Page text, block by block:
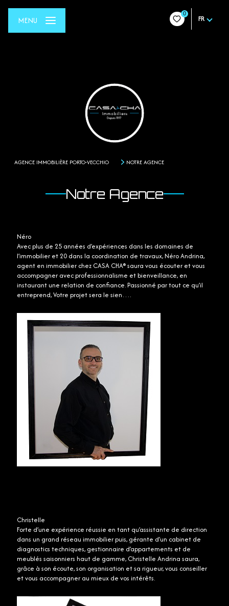
0
FR
MENU
AGENCE IMMOBILIÈRE PORTO-VECCHIO NOTRE AGENCE
Notre Agence
Néro
Avec plus de 25 années d’expériences dans les domaines de
l’immobilier et 20 dans la coordination de travaux, Néro Andrina,
agent en immobilier chez CASA CHA® saura vous écouter et vous
accompagner avec professionnalisme et bienveillance, en
instaurant une relation de confiance. Passionné par tout ce qu’il
entreprend, Votre projet sera le sien….
Christelle
Forte d’une expérience réussie en tant qu’assistante de direction
dans un grand réseau immobilier puis, gérante d’un cabinet de
diagnostics techniques, gestionnaire d’appartements et de
meublés saisonniers haut de gamme, Christelle Andrina saura,
grâce à son écoute, son organisation et sa rigueur, vous conseiller
et vous accompagner au mieux de vos intérêts.